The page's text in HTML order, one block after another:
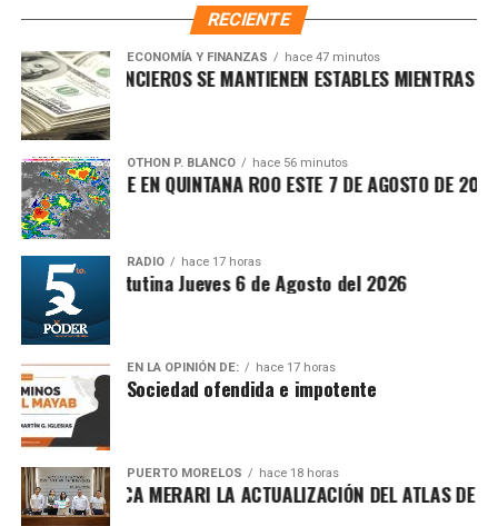
importantes de Quintana Roo directamente
en tu teléfono.
occidentales reiteraron llamados a sus ciudadanos para
abandonar el territorio iraní.
2. Estados Unidos pospone ataque
contra Irán tras presiones
regionales
Fuentes diplomáticas señalaron que el presidente de
Estados Unidos decidió aplazar una acción militar
contra Irán luego de recibir presiones de Arabia Saudita,
Catar e Israel, quienes advirtieron sobre el riesgo de una
escalada regional. Washington evalúa nuevas sanciones
dirigidas a altos funcionarios iraníes.
3. Avanza plan internacional para la
transición política en Gaza
Como parte de la segunda fase del plan impulsado por
RECIENTE
ECONOMÍA Y FINANZAS hace 47 minutos
FINANCIEROS SE MANTIENEN ESTABLES MIENTRAS EL
OTHON P. BLANCO hace 56 minutos
SOFOCANTE EN QUINTANA ROO ESTE 7 DE AGOSTO DE 2026
RADIO hace 17 horas
Síntesis Matutina Jueves 6 de Agosto del 2026
EN LA OPINIÓN DE: hace 17 horas
Sociedad ofendida e impotente
PUERTO MORELOS hace 18 horas
BLANCA MERARI LA ACTUALIZACIÓN DEL ATLAS DE